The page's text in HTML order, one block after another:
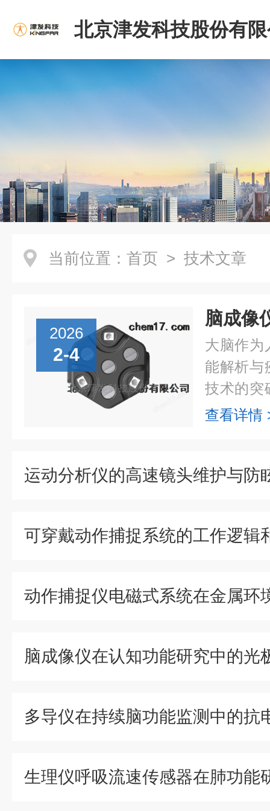
北京津发科技股份有
当前位置： 首页 > 技术文章
2026
2-4
大脑作为
能解析与
技术的突
脑奥秘的
查看详情
可穿戴动作捕捉系统的工作逻辑
脑成像仪在认知功能研究中的光